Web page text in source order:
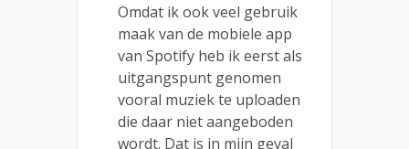
Omdat ik ook veel gebruik
maak van de mobiele app
van Spotify heb ik eerst als
uitgangspunt genomen
vooral muziek te uploaden
die daar niet aangeboden
wordt. Dat is in mijn geval